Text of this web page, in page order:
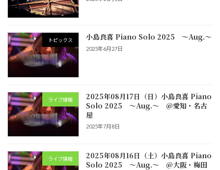
トピックス 小島良喜 Piano Solo 2025 ～Aug.～
2025年6月27日
ライブ情報
2025年08月17日（日）小島良喜 Piano
Solo 2025 ～Aug.～ @愛知・名古
屋
2025年7月8日
ライブ情報
2025年08月16日（土）小島良喜 Piano
Solo 2025 ～Aug.～ @大阪・梅田